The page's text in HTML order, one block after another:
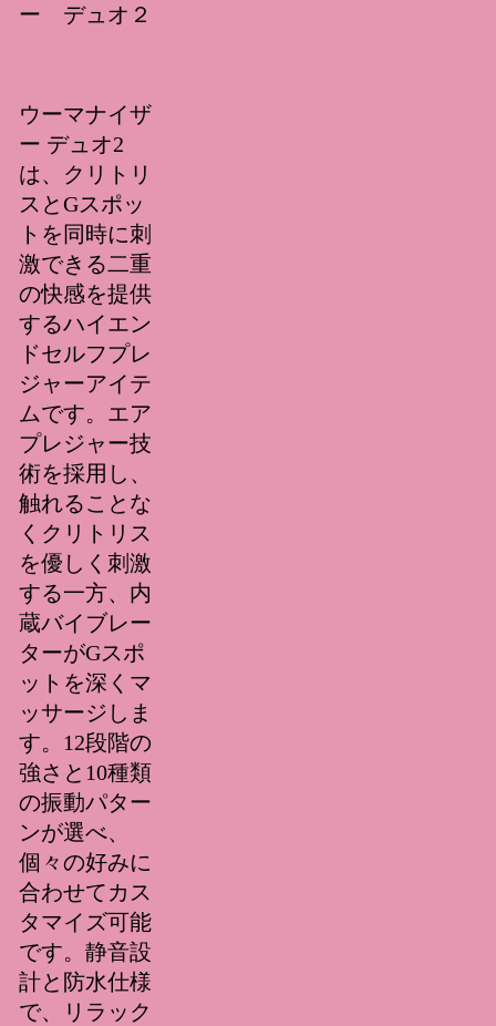
ー デュオ２
ウーマナイザ
ー デュオ2
は、クリトリ
スとGスポッ
トを同時に刺
激できる二重
の快感を提供
するハイエン
ドセルフプレ
ジャーアイテ
ムです。エア
プレジャー技
術を採用し、
触れることな
くクリトリス
を優しく刺激
する一方、内
蔵バイブレー
ターがGスポ
ットを深くマ
ッサージしま
す。12段階の
強さと10種類
の振動パター
ンが選べ、
個々の好みに
合わせてカス
タマイズ可能
です。静音設
計と防水仕様
で、リラック